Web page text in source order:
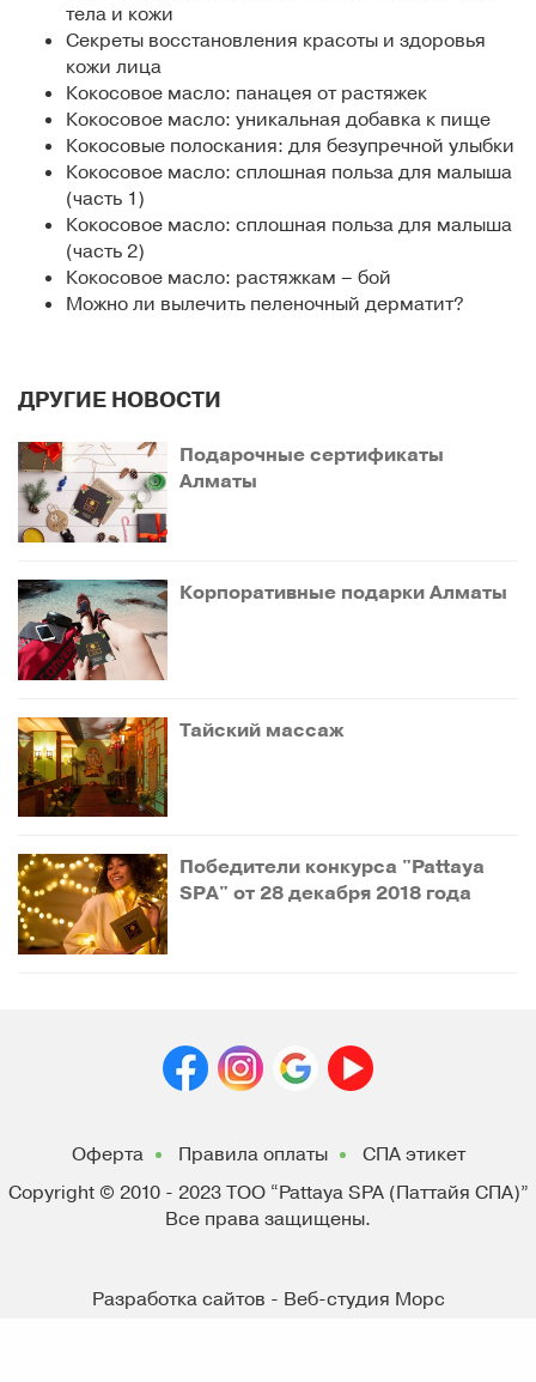
тела и кожи
Секреты восстановления красоты и здоровья
кожи лица
Кокосовое масло: панацея от растяжек
Кокосовое масло: уникальная добавка к пище
Кокосовые полоскания: для безупречной улыбки
Кокосовое масло: сплошная польза для малыша
(часть 1)
Кокосовое масло: сплошная польза для малыша
(часть 2)
Кокосовое масло: растяжкам – бой
Можно ли вылечить пеленочный дерматит?
ДРУГИЕ НОВОСТИ
Подарочные сертификаты
Алматы
Корпоративные подарки Алматы
Тайский массаж
Победители конкурса "Pattaya
SPA" от 28 декабря 2018 года
Оферта Правила оплаты
СПА этикет
Copyright © 2010 - 2023ТОО “Pattaya SPA (Паттайя СПА)”
Все права защищены.
Разработка сайтов - Веб-студия Морс